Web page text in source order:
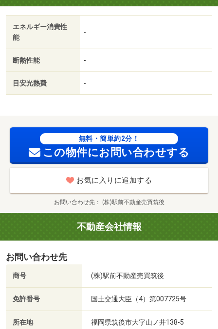
エネルギー消費性
能
-
断熱性能 -
目安光熱費 -
無料・簡単約2分！
この物件にお問い合わせする
お気に入りに追加する
お問い合わせ先 (株)駅前不動産売買筑後
不動産会社情報
お問い合わせ先
商号 (株)駅前不動産売買筑後
免許番号 国土交通大臣（4）第007725号
所在地 福岡県筑後市大字山ノ井138-5